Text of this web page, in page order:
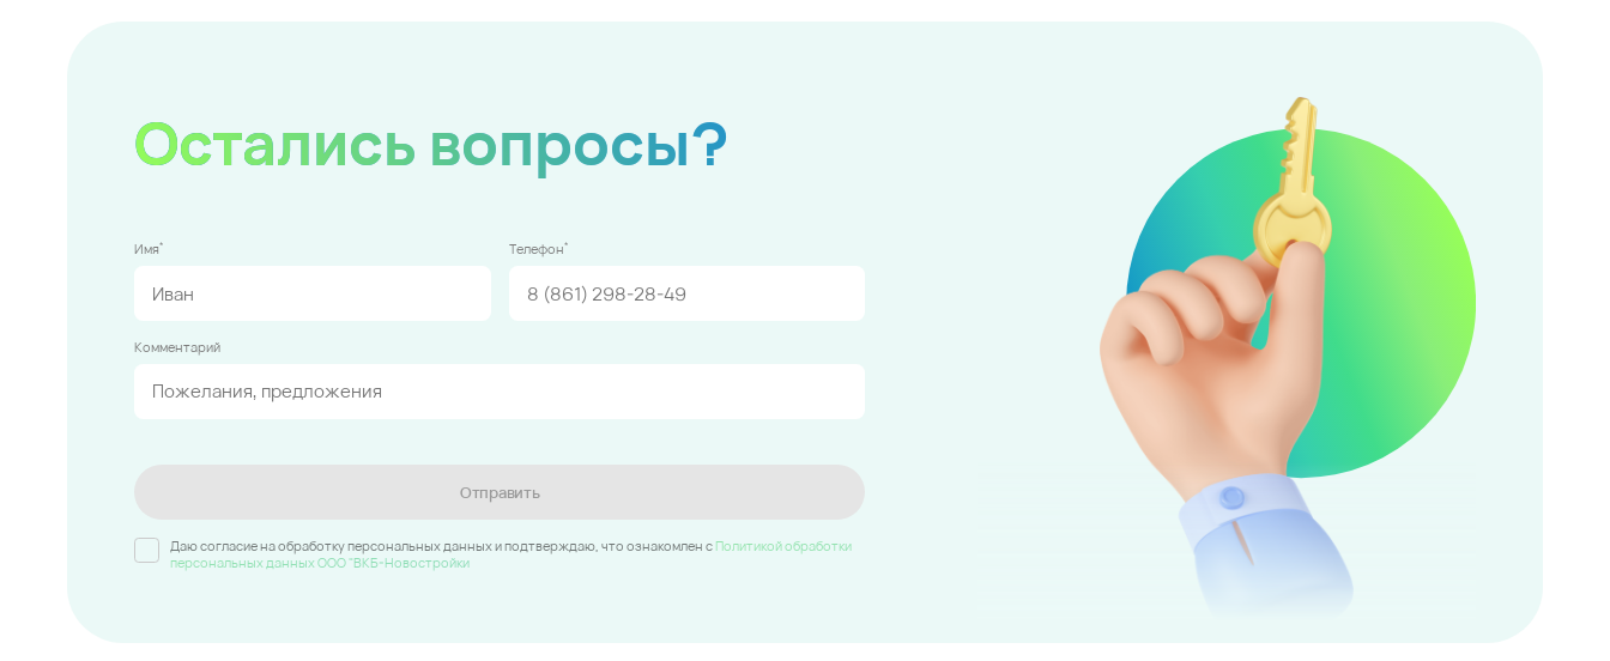
Остались вопросы?
Имя* Телефон*
Комментарий
Отправить
Даю согласие на обработку персональных данных и подтверждаю, что ознакомлен c Политикой обработки
персональных данных ООО "ВКБ-Новостройки